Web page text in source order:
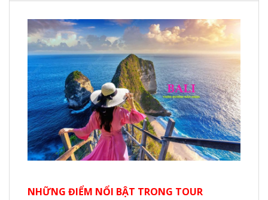
NHỮNG ĐIỂM NỔI BẬT TRONG TOUR